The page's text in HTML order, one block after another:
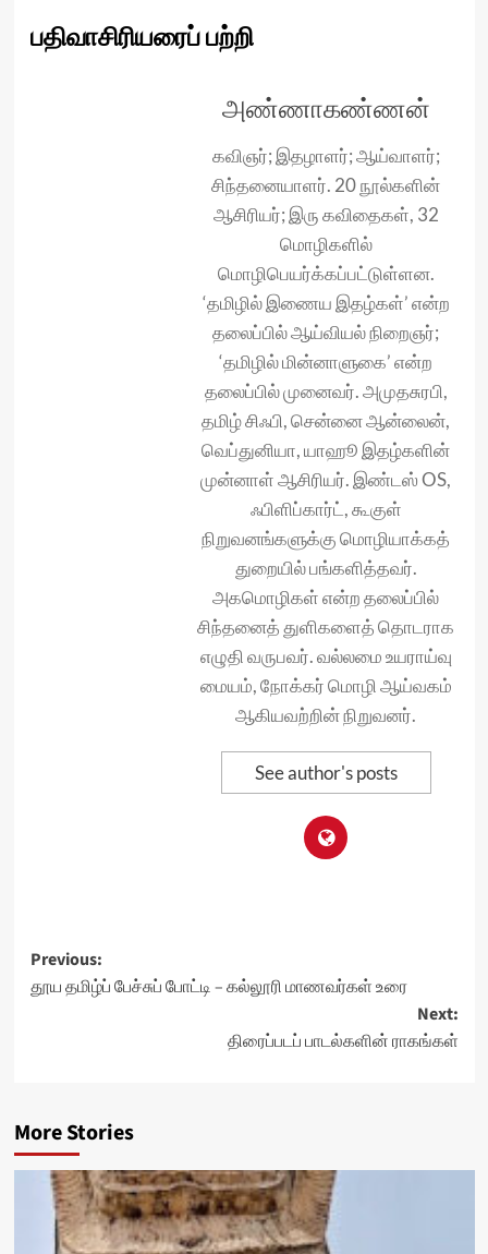
பதிவாசிரியரைப் பற்றி
அண்ணாகண்ணன்
கவிஞர்; இதழாளர்; ஆய்வாளர்;
சிந்தனையாளர். 20 நூல்களின்
ஆசிரியர்; இரு கவிதைகள், 32
மொழிகளில்
மொழிபெயர்க்கப்பட்டுள்ளன.
‘தமிழில் இணைய இதழ்கள்’ என்ற
தலைப்பில் ஆய்வியல் நிறைஞர்;
‘தமிழில் மின்னாளுகை’ என்ற
தலைப்பில் முனைவர். அமுதசுரபி,
தமிழ் சிஃபி, சென்னை ஆன்லைன்,
வெப்துனியா, யாஹூ இதழ்களின்
முன்னாள் ஆசிரியர். இண்டஸ் OS,
ஃபிளிப்கார்ட், கூகுள்
நிறுவனங்களுக்கு மொழியாக்கத்
துறையில் பங்களித்தவர்.
அகமொழிகள் என்ற தலைப்பில்
சிந்தனைத் துளிகளைத் தொடராக
எழுதி வருபவர். வல்லமை உயராய்வு
மையம், நோக்கர் மொழி ஆய்வகம்
ஆகியவற்றின் நிறுவனர்.
See author's posts
Post
navigation
Previous:
தூய தமிழ்ப் பேச்சுப் போட்டி – கல்லூரி மாணவர்கள் உரை
Next:
திரைப்படப் பாடல்களின் ராகங்கள்
More Stories